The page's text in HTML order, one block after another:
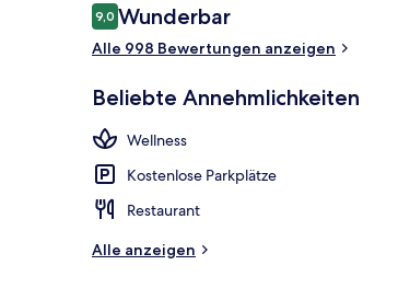
Bewertungen
9,09,0 von 10.
Wunderbar
Alle 998 Bewertungen anzeigen
Beliebte Annehmlichkeiten
Wellness
Kostenlose Parkplätze
Restaurant
Alle anzeigen